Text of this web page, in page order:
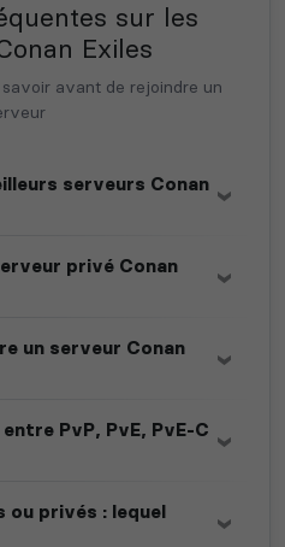
sur les
Exiles
avant de rejoindre un
serveurs Conan
privé Conan
un serveur Conan
PvP, PvE, PvE-C
privés : lequel